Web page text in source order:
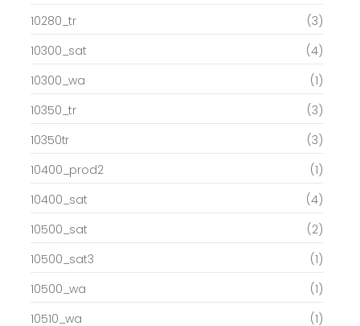
10280_tr
(3)
10300_sat
(4)
10300_wa
(1)
10350_tr
(3)
10350tr
(3)
10400_prod2
(1)
10400_sat
(4)
10500_sat
(2)
10500_sat3
(1)
10500_wa
(1)
10510_wa
(1)